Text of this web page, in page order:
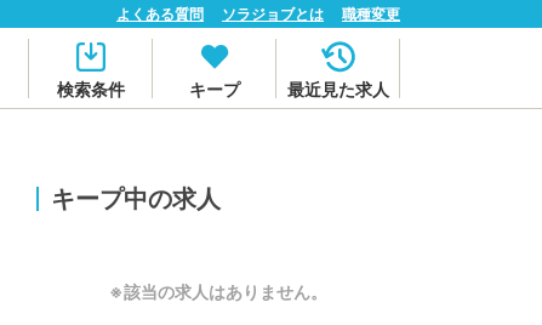
よくある質問 ソラジョブとは 職種変更
検索条件 キープ 最近見た求人
キープ中の求人
※該当の求人はありません。